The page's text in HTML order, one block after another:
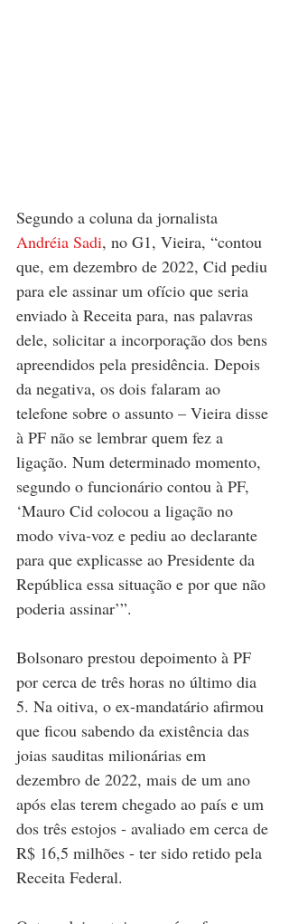
Segundo a coluna da jornalista
Andréia Sadi, no G1, Vieira, “contou
que, em dezembro de 2022, Cid pediu
para ele assinar um ofício que seria
enviado à Receita para, nas palavras
dele, solicitar a incorporação dos bens
apreendidos pela presidência. Depois
da negativa, os dois falaram ao
telefone sobre o assunto – Vieira disse
à PF não se lembrar quem fez a
ligação. Num determinado momento,
segundo o funcionário contou à PF,
‘Mauro Cid colocou a ligação no
modo viva-voz e pediu ao declarante
para que explicasse ao Presidente da
República essa situação e por que não
poderia assinar’”.
Bolsonaro prestou depoimento à PF
por cerca de três horas no último dia
5. Na oitiva, o ex-mandatário afirmou
que ficou sabendo da existência das
joias sauditas milionárias em
dezembro de 2022, mais de um ano
após elas terem chegado ao país e um
dos três estojos - avaliado em cerca de
R$ 16,5 milhões - ter sido retido pela
Receita Federal.